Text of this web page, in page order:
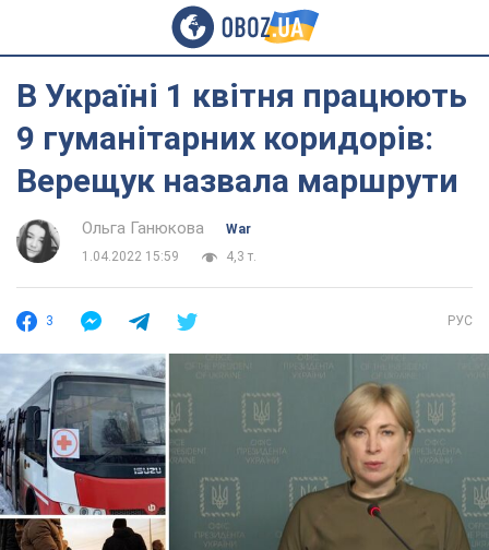
В Україні 1 квітня працюють
9 гуманітарних коридорів:
Верещук назвала маршрути
Ольга Ганюкова
War
1.04.2022 15:59
4,3 т.
3 РУС